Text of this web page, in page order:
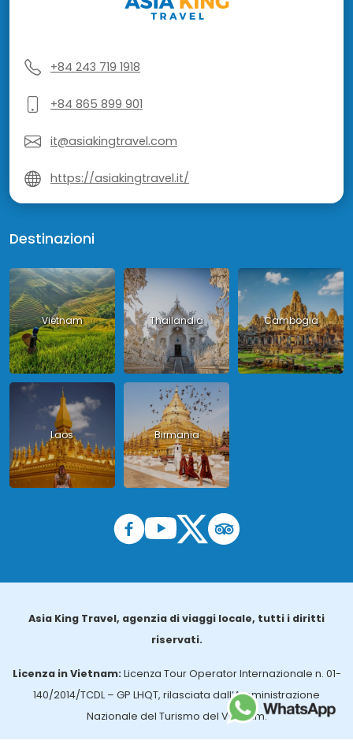
+84 243 719 1918
+84 865 899 901
it@asiakingtravel.com
https://asiakingtravel.it/
Destinazioni
Vietnam Thailandia Cambogia
Laos Birmania
Asia King Travel, agenzia di viaggi locale, tutti i diritti
riservati.
Licenza in Vietnam: Licenza Tour Operator Internazionale n. 01-
140/2014/TCDL – GP LHQT, rilasciata dall’Amministrazione
Nazionale del Turismo del Vietnam.